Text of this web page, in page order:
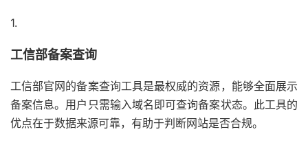
1.
工信部备案查询
工信部官网的备案查询工具是最权威的资源，能够全面展示
备案信息。用户只需输入域名即可查询备案状态。此工具的
优点在于数据来源可靠，有助于判断网站是否合规。